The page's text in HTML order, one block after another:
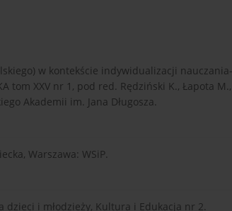
w kontekście indywidualizacji
tom XXV nr 1, pod red. Rędziński K., Łapota M.,
Akademii im. Jana Długosza.
Warszawa: WSiP.
dzieci i młodzieży, Kultura i Edukacja nr 2.